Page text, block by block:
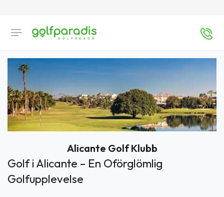
Alicante Golf Klubb
Golf i Alicante – En Oförglömlig
Golfupplevelse